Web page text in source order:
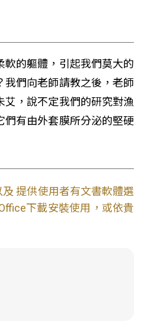
的軀體，引起我們莫大的
我們向老師請教之後，老師
，說不定我們的研究對漁
們有由外套膜所分泌的堅硬
提供使用者有文書軟體選
下載安裝使用，或依貴